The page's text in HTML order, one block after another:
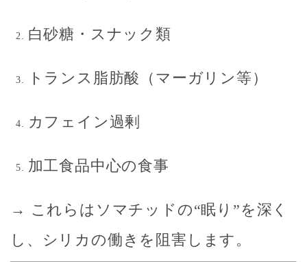
白砂糖・スナック類
トランス脂肪酸（マーガリン等）
カフェイン過剰
加工食品中心の食事
→ これらは ソマチッドの“眠り”を深く
し、シリカの働きを阻害 します。